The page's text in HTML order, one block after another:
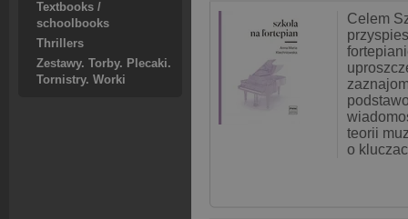
Textbooks /
schoolbooks
Thrillers
Zestawy. Torby. Plecaki.
Tornistry. Worki
Celem
teorii
o